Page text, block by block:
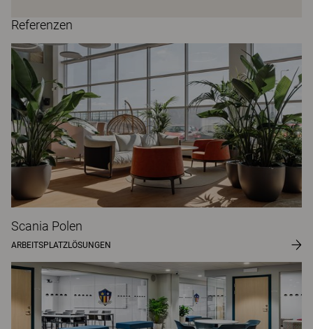
Referenzen
Scania Polen
ARBEITSPLATZLÖSUNGEN